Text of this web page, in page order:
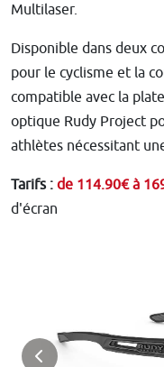
Multilaser.
Disponible dans deux
pour le cyclisme et la
compatible avec la
optique Rudy Project
athlètes nécessitant
Tarifs : de 114.90€ à
d'écran